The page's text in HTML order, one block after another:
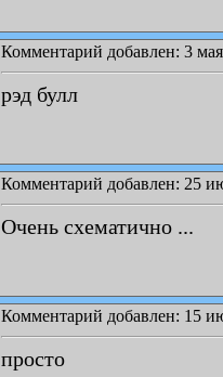
Комментарий добавлен: 3
рэд булл
Комментарий добавлен: 25
Очень схематично ...
Комментарий добавлен: 15
просто